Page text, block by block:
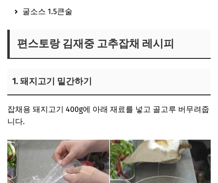
굴소스 1.5큰술
편스토랑 김재중 고추잡채 레시피
1. 돼지고기 밑간하기
잡채용 돼지고기 400g에 아래 재료를 넣고 골고루 버무려줍
니다.